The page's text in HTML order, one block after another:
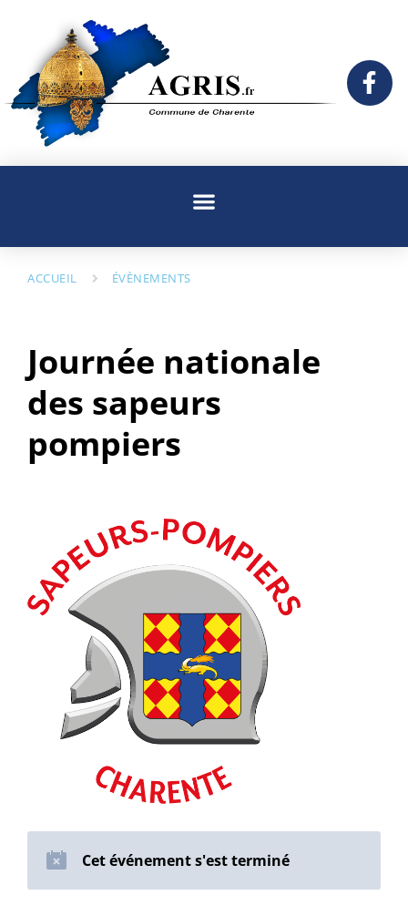
ACCUEIL ÉVÈNEMENTS
Journée nationale
des sapeurs
pompiers
Cet événement s'est terminé